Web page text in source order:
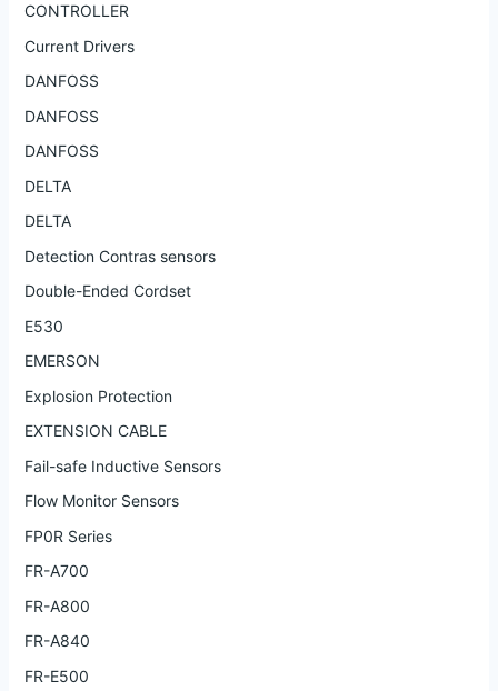
CONTROLLER
Current Drivers
DANFOSS
DANFOSS
DANFOSS
DELTA
DELTA
Detection Contras sensors
Double-Ended Cordset
E530
EMERSON
Explosion Protection
EXTENSION CABLE
Fail-safe Inductive Sensors
Flow Monitor Sensors
FP0R Series
FR-A700
FR-A800
FR-A840
FR-E500